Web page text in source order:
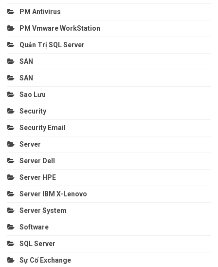
PM Antivirus
PM Vmware WorkStation
Quản Trị SQL Server
SAN
SAN
Sao Lưu
Security
Security Email
Server
Server Dell
Server HPE
Server IBM X-Lenovo
Server System
Software
SQL Server
Sự Cố Exchange